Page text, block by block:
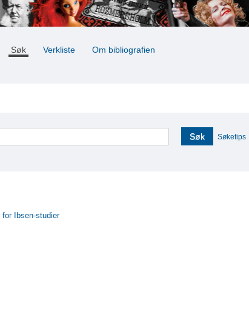
Søk Verkliste Om bibliografien
Søk Søketips
for Ibsen-studier